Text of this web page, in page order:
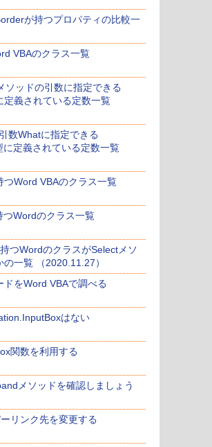
が持つプロパティの比較一
VBAのクラス一覧
ソッドの引数に指定できる
定義されている定数一覧
数Whatに指定できる
定義されている定数一覧
つWord VBAのクラス一覧
つWordのクラス一覧
つWordのクラスがSelectメソ
一覧 （2020.11.27）
をWord VBAで調べる
はない
関数を利用する
メソッドを確認しましょう
リンク先を変更する